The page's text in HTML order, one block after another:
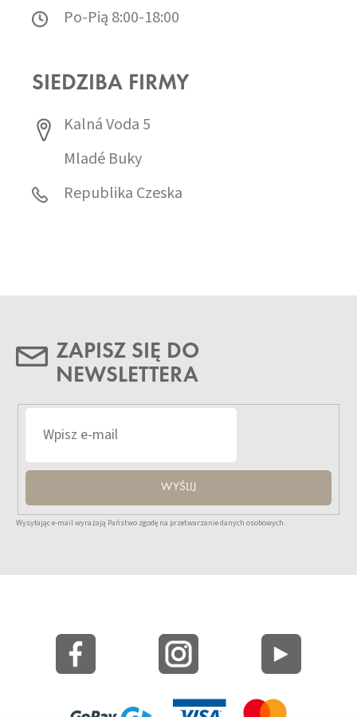
Po-Pią 8:00-18:00
SIEDZIBA FIRMY
Kalná Voda 5
Mladé Buky
Republika Czeska
ZAPISZ SIĘ DO
NEWSLETTERA
WYŚLIJ
Wysyłając e-mail wyrażają Państwo zgodę na przetwarzanie danych osobowych.